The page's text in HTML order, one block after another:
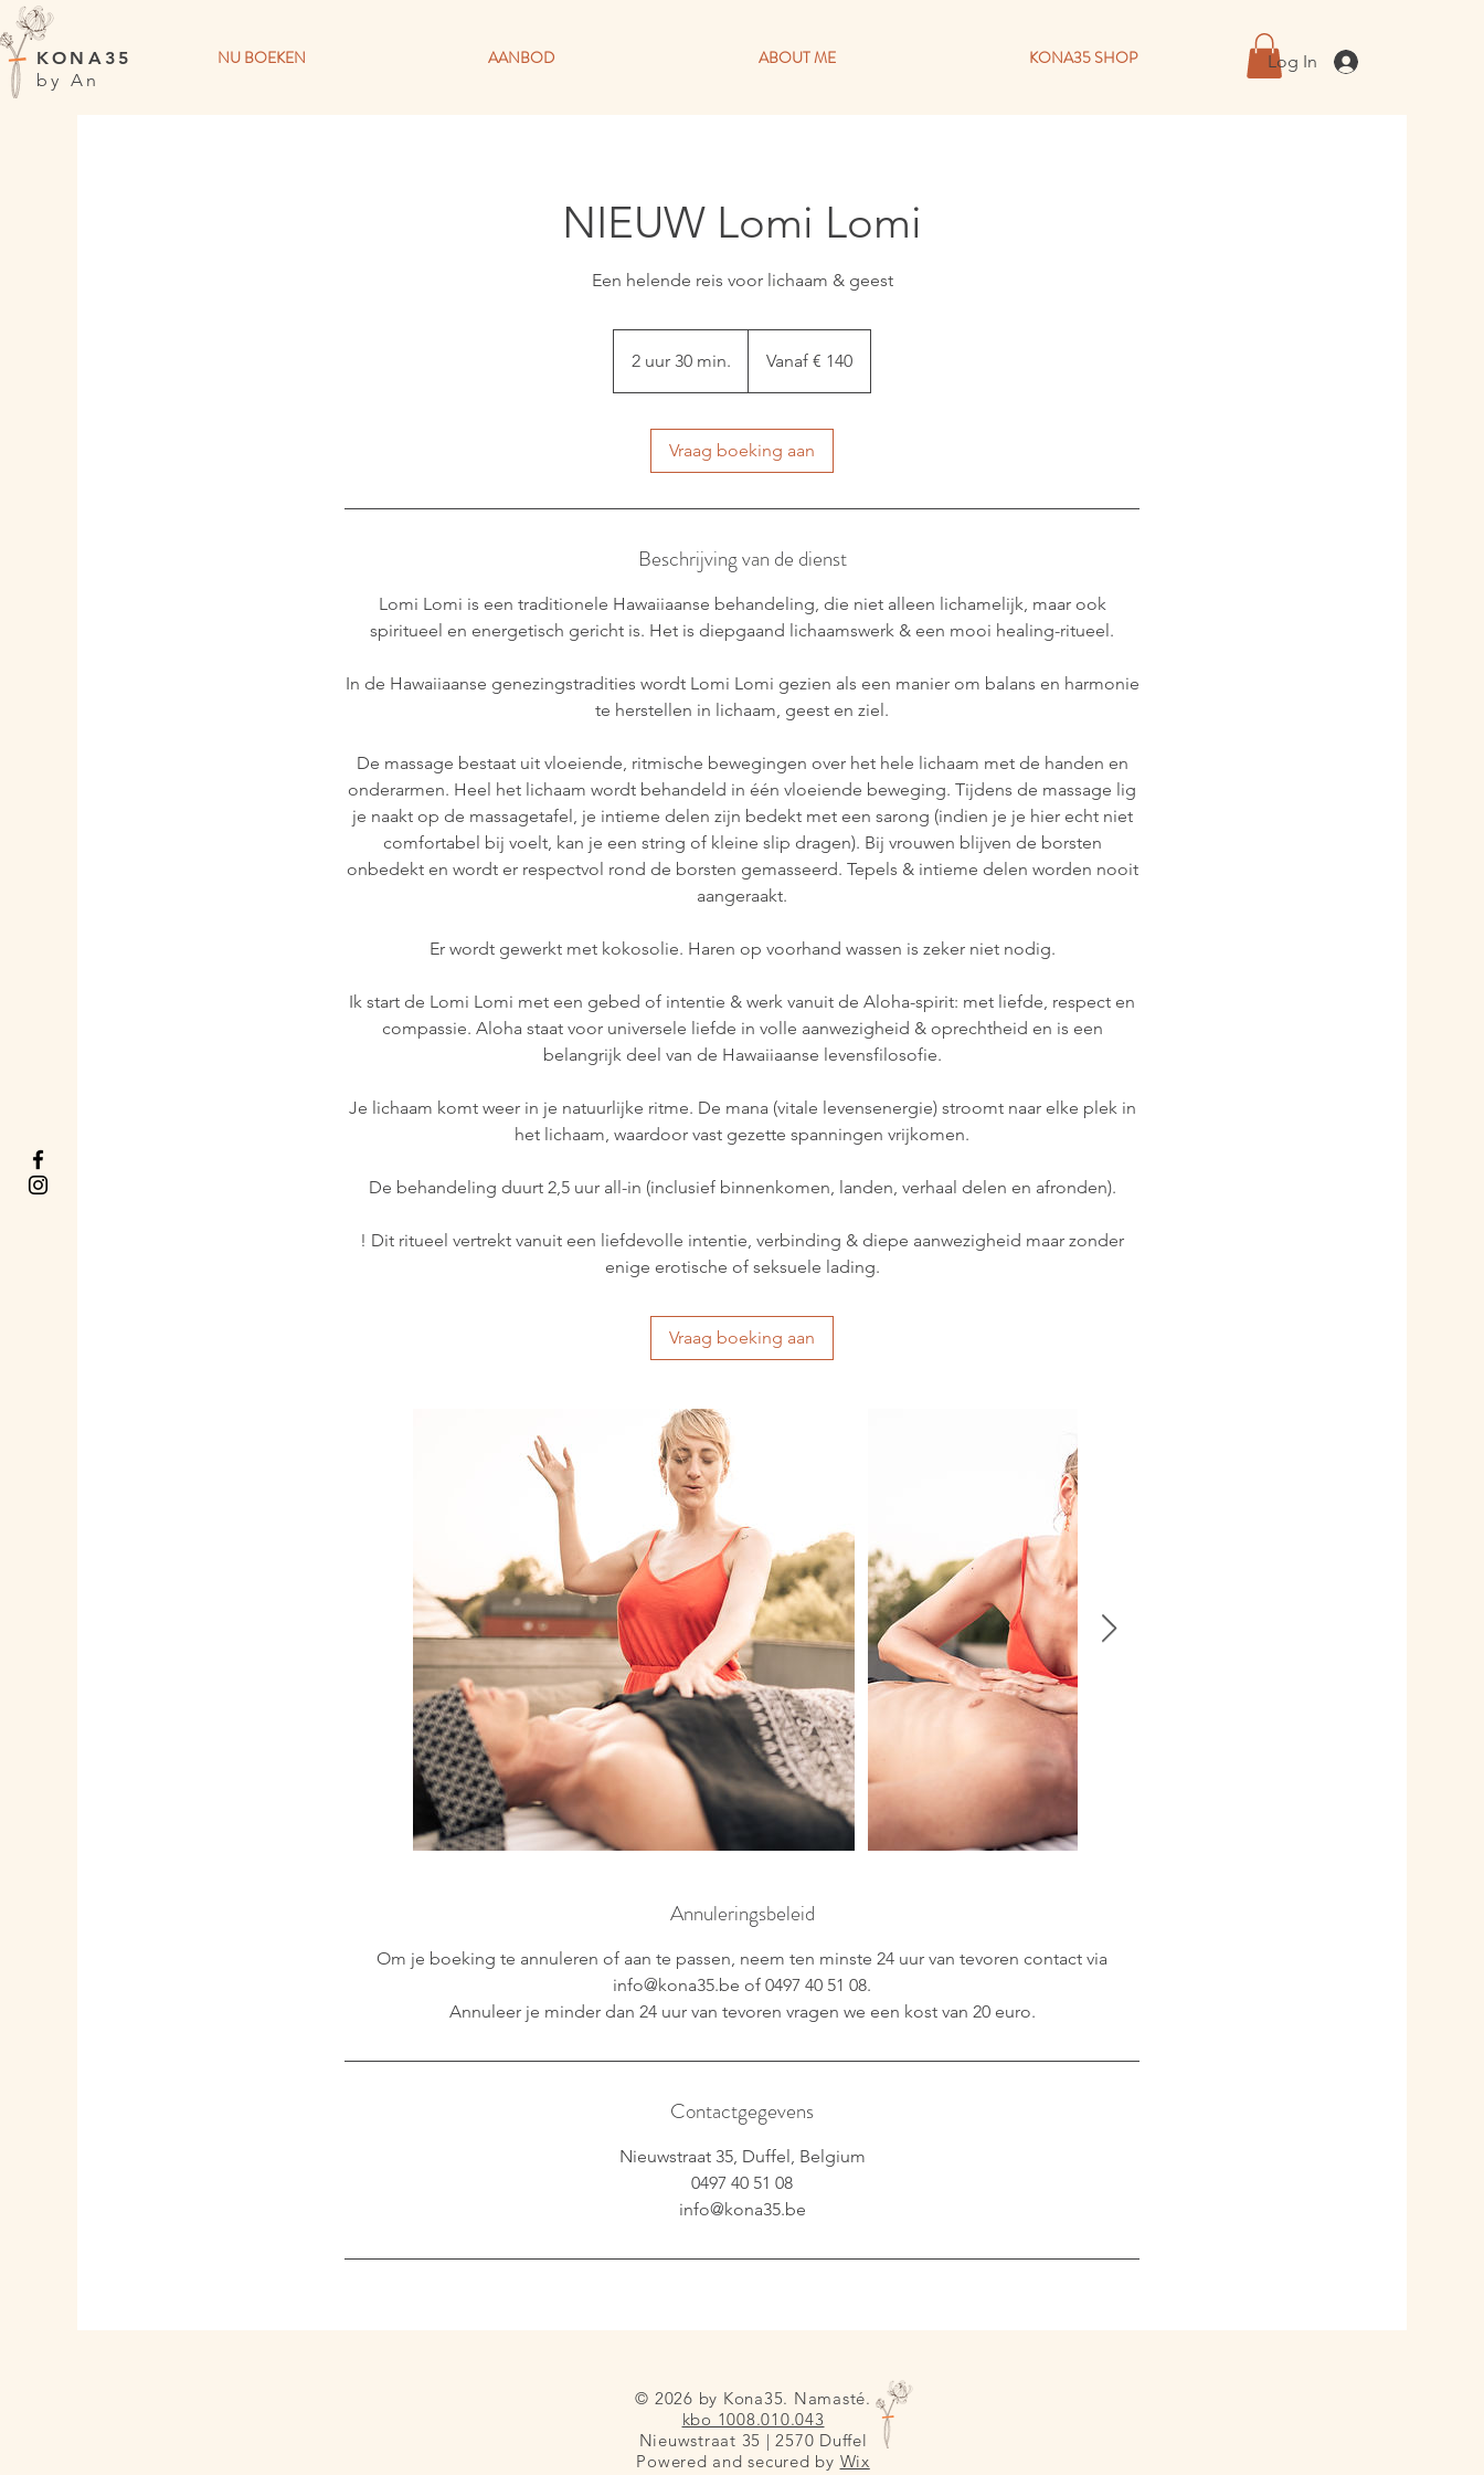
Log In
NU BOEKEN AANBOD ABOUT ME KONA35 SHOP
KONA35
by An
NIEUW Lomi Lomi
Een helende reis voor lichaam & geest
2 uur 30 min.
n
.
euroVanaf € 140
Vraag boeking aan
Beschrijving van de dienst
Lomi Lomi is een traditionele Hawaiiaanse behandeling, die niet alleen lichamelijk, maar ook
spiritueel en energetisch gericht is. Het is diepgaand lichaamswerk & een mooi healing-ritueel.
In de Hawaiiaanse genezingstradities wordt Lomi Lomi gezien als een manier om balans en harmonie
te herstellen in lichaam, geest en ziel.
De massage bestaat uit vloeiende, ritmische bewegingen over het hele lichaam met de handen en
onderarmen. Heel het lichaam wordt behandeld in één vloeiende beweging. Tijdens de massage lig
je naakt op de massagetafel, je intieme delen zijn bedekt met een sarong (indien je je hier echt niet
comfortabel bij voelt, kan je een string of kleine slip dragen). Bij vrouwen blijven de borsten
onbedekt en wordt er respectvol rond de borsten gemasseerd. Tepels & intieme delen worden nooit
aangeraakt.
Er wordt gewerkt met kokosolie. Haren op voorhand wassen is zeker niet nodig.
Ik start de Lomi Lomi met een gebed of intentie & werk vanuit de Aloha-spirit: met liefde, respect en
compassie. Aloha staat voor universele liefde in volle aanwezigheid & oprechtheid en is een
belangrijk deel van de Hawaiiaanse levensfilosofie.
Je lichaam komt weer in je natuurlijke ritme. De mana (vitale levensenergie) stroomt naar elke plek in
het lichaam, waardoor vast gezette spanningen vrijkomen.
De behandeling duurt 2,5 uur all-in (inclusief binnenkomen, landen, verhaal delen en afronden).
! Dit ritueel vertrekt vanuit een liefdevolle intentie, verbinding & diepe aanwezigheid maar zonder
enige erotische of seksuele lading.
Vraag boeking aan
Annuleringsbeleid
Om je boeking te annuleren of aan te passen, neem ten minste 24 uur van tevoren contact via
info@kona35.be of 0497 40 51 08.
Annuleer je minder dan 24 uur van tevoren vragen we een kost van 20 euro.
Contactgegevens
Nieuwstraat 35, Duffel, Belgium
0497 40 51 08
info@kona35.be
© 2026 by Kona35. Namasté.
kbo 1008.010.043
Nieuwstraat 35 | 2570 Duffel
Powered and secured by Wix